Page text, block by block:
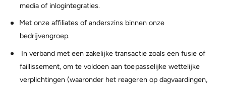
media of inlogintegraties.
Met onze affiliates of anderszins binnen onze
bedrijvengroep.
In verband met een zakelijke transactie zoals een fusie of
faillissement, om te voldoen aan toepasselijke wettelijke
verplichtingen (waaronder het reageren op dagvaardingen,